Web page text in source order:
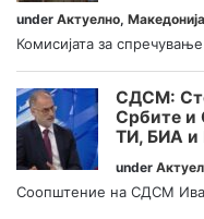
under Актуелно, Македонија
Комисијата за
СДСМ:
Србите и
ТИ, БИА и
under
Соопштение на СДСМ